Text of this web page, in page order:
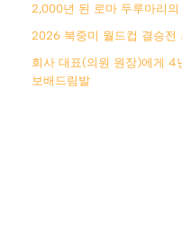
2,000년 된 로마 두루마리
2026 북중미 월드컵 결승전
회사 대표(의원 원장)에게 4
보배드림발